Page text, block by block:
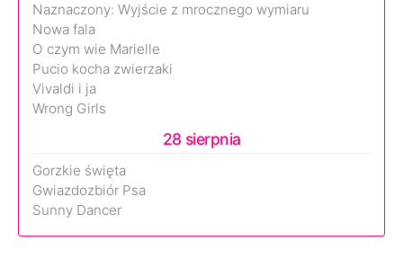
Naznaczony: Wyjście z mrocznego wymiaru
Nowa fala
O czym wie Marielle
Pucio kocha zwierzaki
Vivaldi i ja
Wrong Girls
28 sierpnia
Gorzkie święta
Gwiazdozbiór Psa
Sunny Dancer